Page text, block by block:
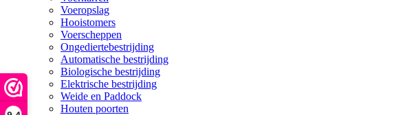
Voeropslag
Hooistomers
Voerscheppen
Ongediertebestrijding
Automatische bestrijding
Biologische bestrijding
Elektrische bestrijding
Weide en Paddock
Houten poorten